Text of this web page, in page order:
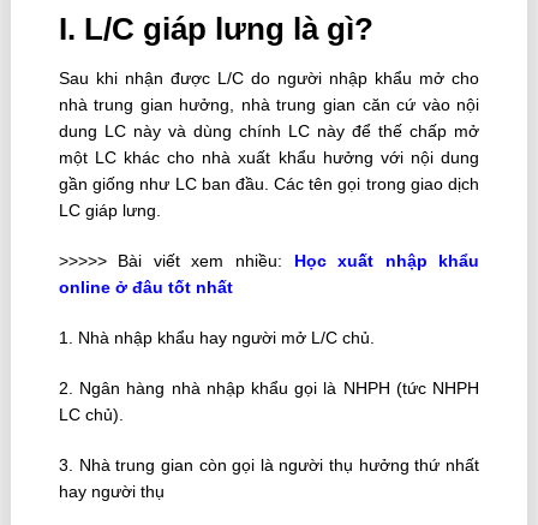
I. L/C giáp lưng là gì?
Sau khi nhận được L/C do người nhập khẩu mở cho
nhà trung gian hưởng, nhà trung gian căn cứ vào nội
dung LC này và dùng chính LC này để thế chấp mở
một LC khác cho nhà xuất khẩu hưởng với nội dung
gần giống như LC ban đầu. Các tên gọi trong giao dịch
LC giáp lưng.
>>>>> Bài viết xem nhiều: Học xuất nhập khẩu
online ở đâu tốt nhất
1. Nhà nhập khẩu hay người mở L/C chủ.
2. Ngân hàng nhà nhập khẩu gọi là NHPH (tức NHPH
LC chủ).
3. Nhà trung gian còn gọi là người thụ hưởng thứ nhất
hay người thụ